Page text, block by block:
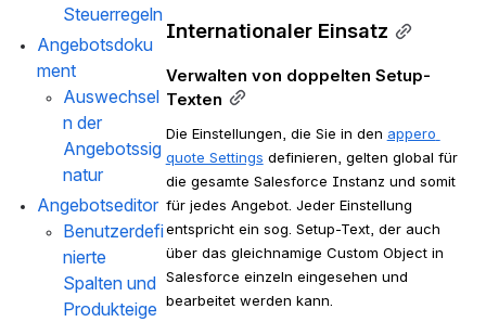
Steuerregeln
Angebotsdoku
ment
Auswechsel
n der
Angebotssig
natur
Angebotseditor
Benutzerdefi
nierte
Spalten und
Produkteige
Internationaler Einsatz
Verwalten von doppelten Setup-
Texten
Die Einstellungen, die Sie in den appero
quote Settings definieren, gelten global für
die gesamte Salesforce Instanz und somit
für jedes Angebot. Jeder Einstellung
entspricht ein sog. Setup-Text, der auch
über das gleichnamige Custom Object in
Salesforce einzeln eingesehen und
bearbeitet werden kann.